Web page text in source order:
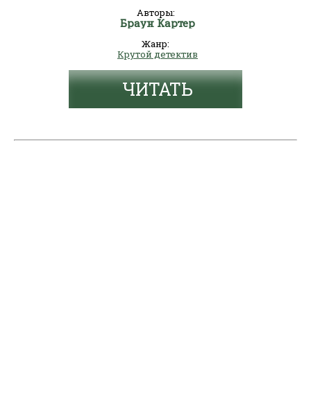
Авторы:
Браун Картер
Жанр:
Крутой детектив
ЧИТАТЬ